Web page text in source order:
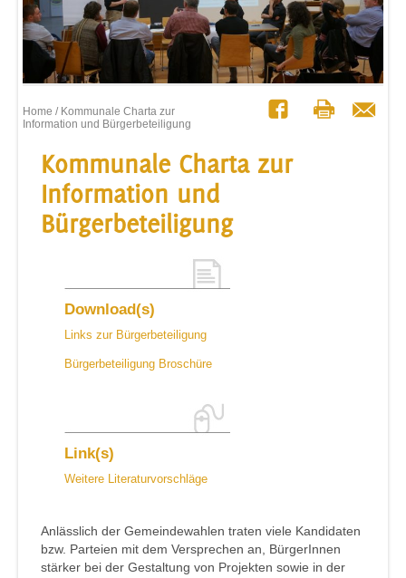
Home / Kommunale Charta zur
Information und Bürgerbeteiligung
Kommunale Charta zur
Information und
Bürgerbeteiligung
Download(s)
Links zur Bürgerbeteiligung
Bürgerbeteiligung Broschüre
Link(s)
Weitere Literaturvorschläge
Anlässlich der Gemeindewahlen traten viele Kandidaten
bzw. Parteien mit dem Versprechen an, BürgerInnen
stärker bei der Gestaltung von Projekten sowie in der